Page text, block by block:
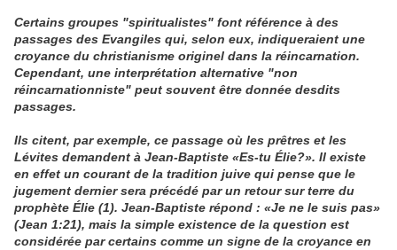
Certains groupes "spiritualistes" font référence à des
passages des Evangiles qui, selon eux, indiqueraient une
croyance du christianisme originel dans la réincarnation.
Cependant, une interprétation alternative "non
réincarnationniste" peut souvent être donnée desdits
passages.
Ils citent, par exemple, ce passage où les prêtres et les
Lévites demandent à Jean-Baptiste «Es-tu Élie?». Il existe
en effet un courant de la tradition juive qui pense que le
jugement dernier sera précédé par un retour sur terre du
prophète Élie (1). Jean-Baptiste répond : «Je ne le suis pas»
(Jean 1:21), mais la simple existence de la question est
considérée par certains comme un signe de la croyance en